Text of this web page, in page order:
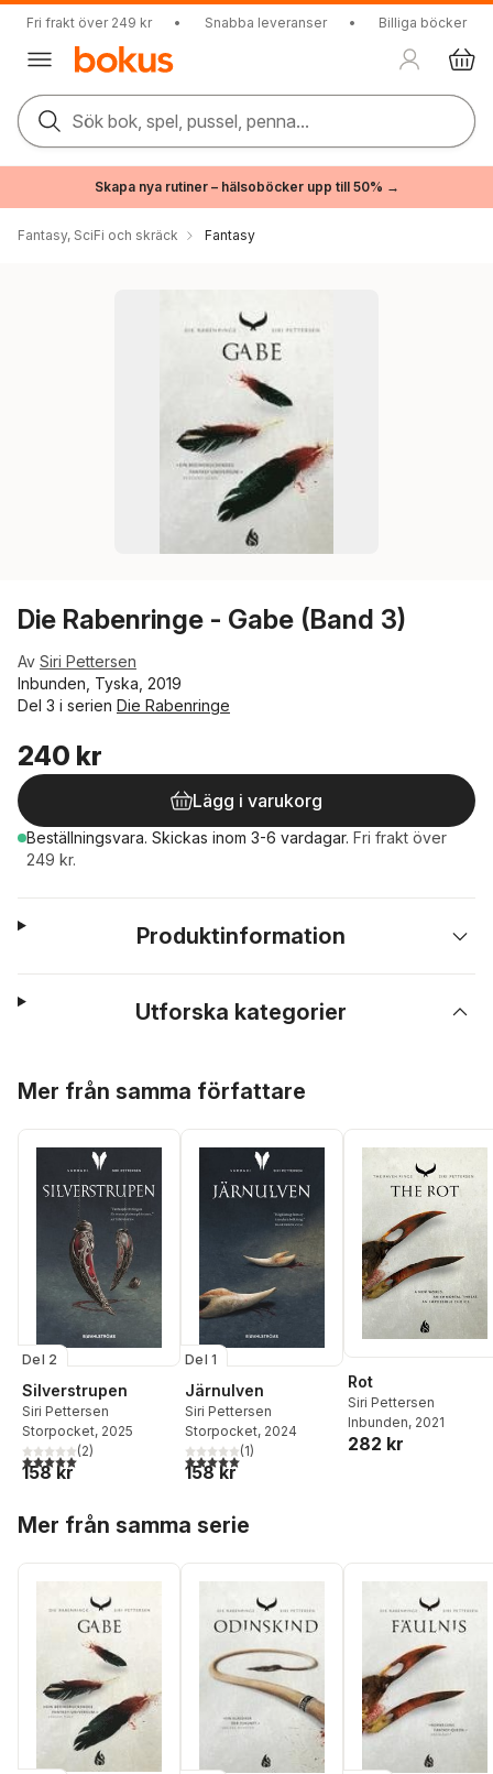
Fri frakt över 249 kr • Snabba leveranser • Billiga böcker
Sök bok, spel, pussel, penna...
Skapa nya rutiner – hälsoböcker upp till 50% →
Fantasy, SciFi och skräck Fantasy
Die Rabenringe - Gabe (Band 3)
Av Siri Pettersen
Inbunden, Tyska, 2019
Del 3 i serien Die Rabenringe
240 kr
Lägg i varukorg
Beställningsvara. Skickas inom 3-6 vardagar. Fri frakt över
249 kr.
Produktinformation
Utforska kategorier
Mer från samma författare
Del 2
Silverstrupen
Siri Pettersen
Storpocket, 2025
5,0utav 5 stjärnor. Totalt antal röster:
(2)
158 kr
Del 1
Järnulven
Siri Pettersen
Storpocket, 2024
5,0utav 5 stjärnor. Totalt antal röster:
(1)
158 kr
Rot
Siri Pettersen
Inbunden, 2021
282 kr
Mer från samma serie